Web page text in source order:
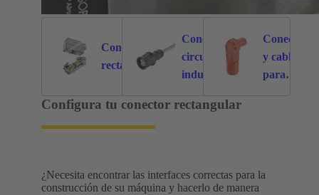
Conectores
rectangulares
6121
Conectores
circulares
industriales
Conectores
y cableados
para
Configura tu conector rectangular
¿Necesita encontrar las interfaces correctas para la
construcción de su máquina y hacerlo de manera